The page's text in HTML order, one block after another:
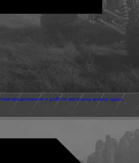
предложение о работе магазина можно здесь